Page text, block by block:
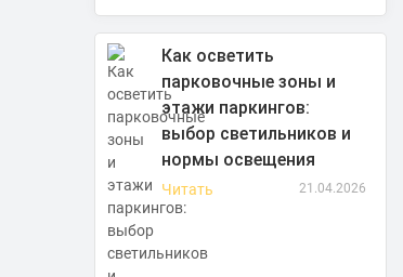
Как осветить
парковочные зоны и
этажи паркингов:
выбор светильников и
нормы освещения
Читать 21.04.2026